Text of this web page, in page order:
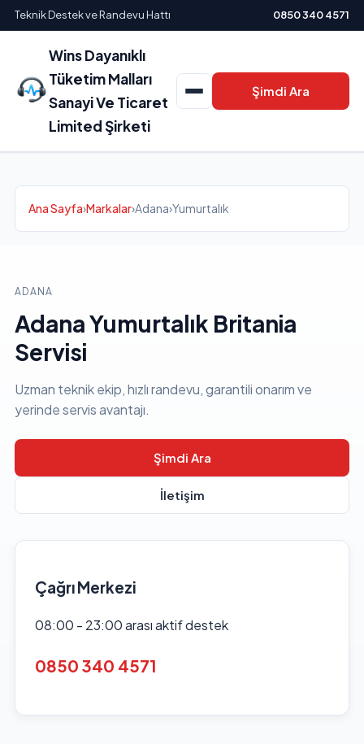
Teknik Destek ve Randevu Hattı 0850 340 4571
Wins Dayanıklı
Tüketim Malları
Sanayi Ve Ticaret
Limited Şirketi
Şimdi Ara
Ana Sayfa›Markalar›Adana›Yumurtalık
ADANA
Adana Yumurtalık Britania
Servisi
Uzman teknik ekip, hızlı randevu, garantili onarım ve
yerinde servis avantajı.
Şimdi Ara
İletişim
Çağrı Merkezi
08:00 - 23:00 arası aktif destek
0850 340 4571